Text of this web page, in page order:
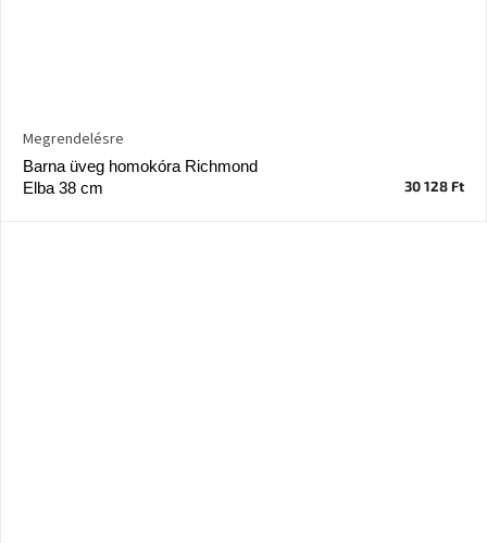
Barna üveg homokóra Richmond
Elba 38 cm
Megrendelésre
30 128 Ft